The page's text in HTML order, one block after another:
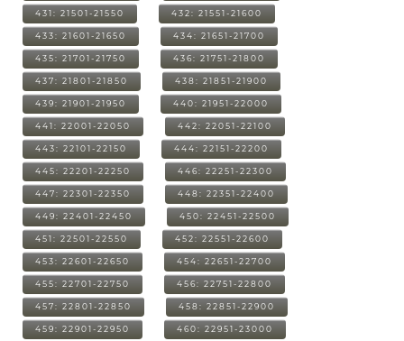
431: 21501-21550 432: 21551-21600
433: 21601-21650 434: 21651-21700
435: 21701-21750 436: 21751-21800
437: 21801-21850 438: 21851-21900
439: 21901-21950 440: 21951-22000
441: 22001-22050 442: 22051-22100
443: 22101-22150 444: 22151-22200
445: 22201-22250 446: 22251-22300
447: 22301-22350 448: 22351-22400
449: 22401-22450 450: 22451-22500
451: 22501-22550 452: 22551-22600
453: 22601-22650 454: 22651-22700
455: 22701-22750 456: 22751-22800
457: 22801-22850 458: 22851-22900
459: 22901-22950 460: 22951-23000